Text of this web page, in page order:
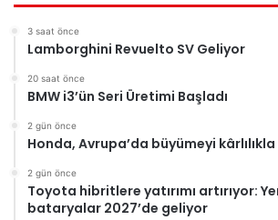
3 saat önce
Lamborghini Revuelto SV Geliyor
20 saat önce
BMW i3’ün Seri Üretimi Başladı
2 gün önce
Honda, Avrupa’da büyümeyi
2 gün önce
Toyota hibritlere yatırımı artırıyor:
bataryalar 2027’de geliyor